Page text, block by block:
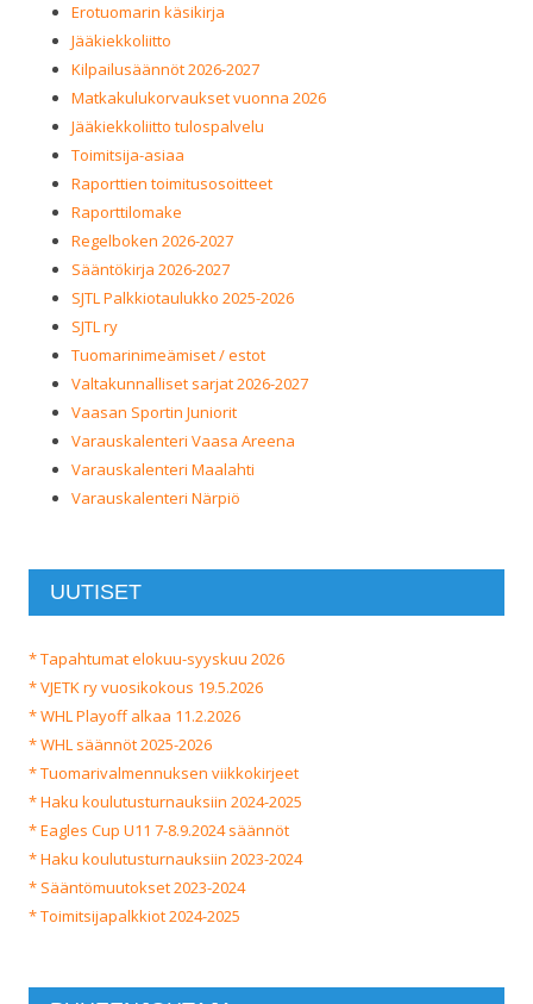
Erotuomarin käsikirja
Jääkiekkoliitto
Kilpailusäännöt 2026-2027
Matkakulukorvaukset vuonna 2026
Jääkiekkoliitto tulospalvelu
Toimitsija-asiaa
Raporttien toimitusosoitteet
Raporttilomake
Regelboken 2026-2027
Sääntökirja 2026-2027
SJTL Palkkiotaulukko 2025-2026
SJTL ry
Tuomarinimeämiset / estot
Valtakunnalliset sarjat 2026-2027
Vaasan Sportin Juniorit
Varauskalenteri Vaasa Areena
Varauskalenteri Maalahti
Varauskalenteri Närpiö
UUTISET
* Tapahtumat elokuu-syyskuu 2026
* VJETK ry vuosikokous 19.5.2026
* WHL Playoff alkaa 11.2.2026
* WHL säännöt 2025-2026
* Tuomarivalmennuksen viikkokirjeet
* Haku koulutusturnauksiin 2024-2025
* Eagles Cup U11 7-8.9.2024 säännöt
* Haku koulutusturnauksiin 2023-2024
* Sääntömuutokset 2023-2024
* Toimitsijapalkkiot 2024-2025